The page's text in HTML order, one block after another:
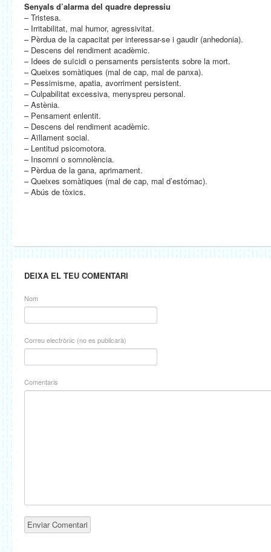
Senyals d’alarma del quadre depressiu
– Tristesa.
– Irritabilitat, mal humor, agressivitat.
– Pèrdua de la capacitat per interessar-se i gaudir (anhedonia).
– Descens del rendiment acadèmic.
– Idees de suïcidi o pensaments persistents sobre la mort.
– Queixes somàtiques (mal de cap, mal de panxa).
– Pessimisme, apatia, avorriment persistent.
– Culpabilitat excessiva, menyspreu personal.
– Astènia.
– Pensament enlentit.
– Descens del rendiment acadèmic.
– Aïllament social.
– Lentitud psicomotora.
– Insomni o somnolència.
– Pèrdua de la gana, aprimament.
– Queixes somàtiques (mal de cap, mal d’estómac).
– Abús de tòxics.
DEIXA EL TEU COMENTARI
Nom
Correu electrònic (no es publicarà)
Comentaris